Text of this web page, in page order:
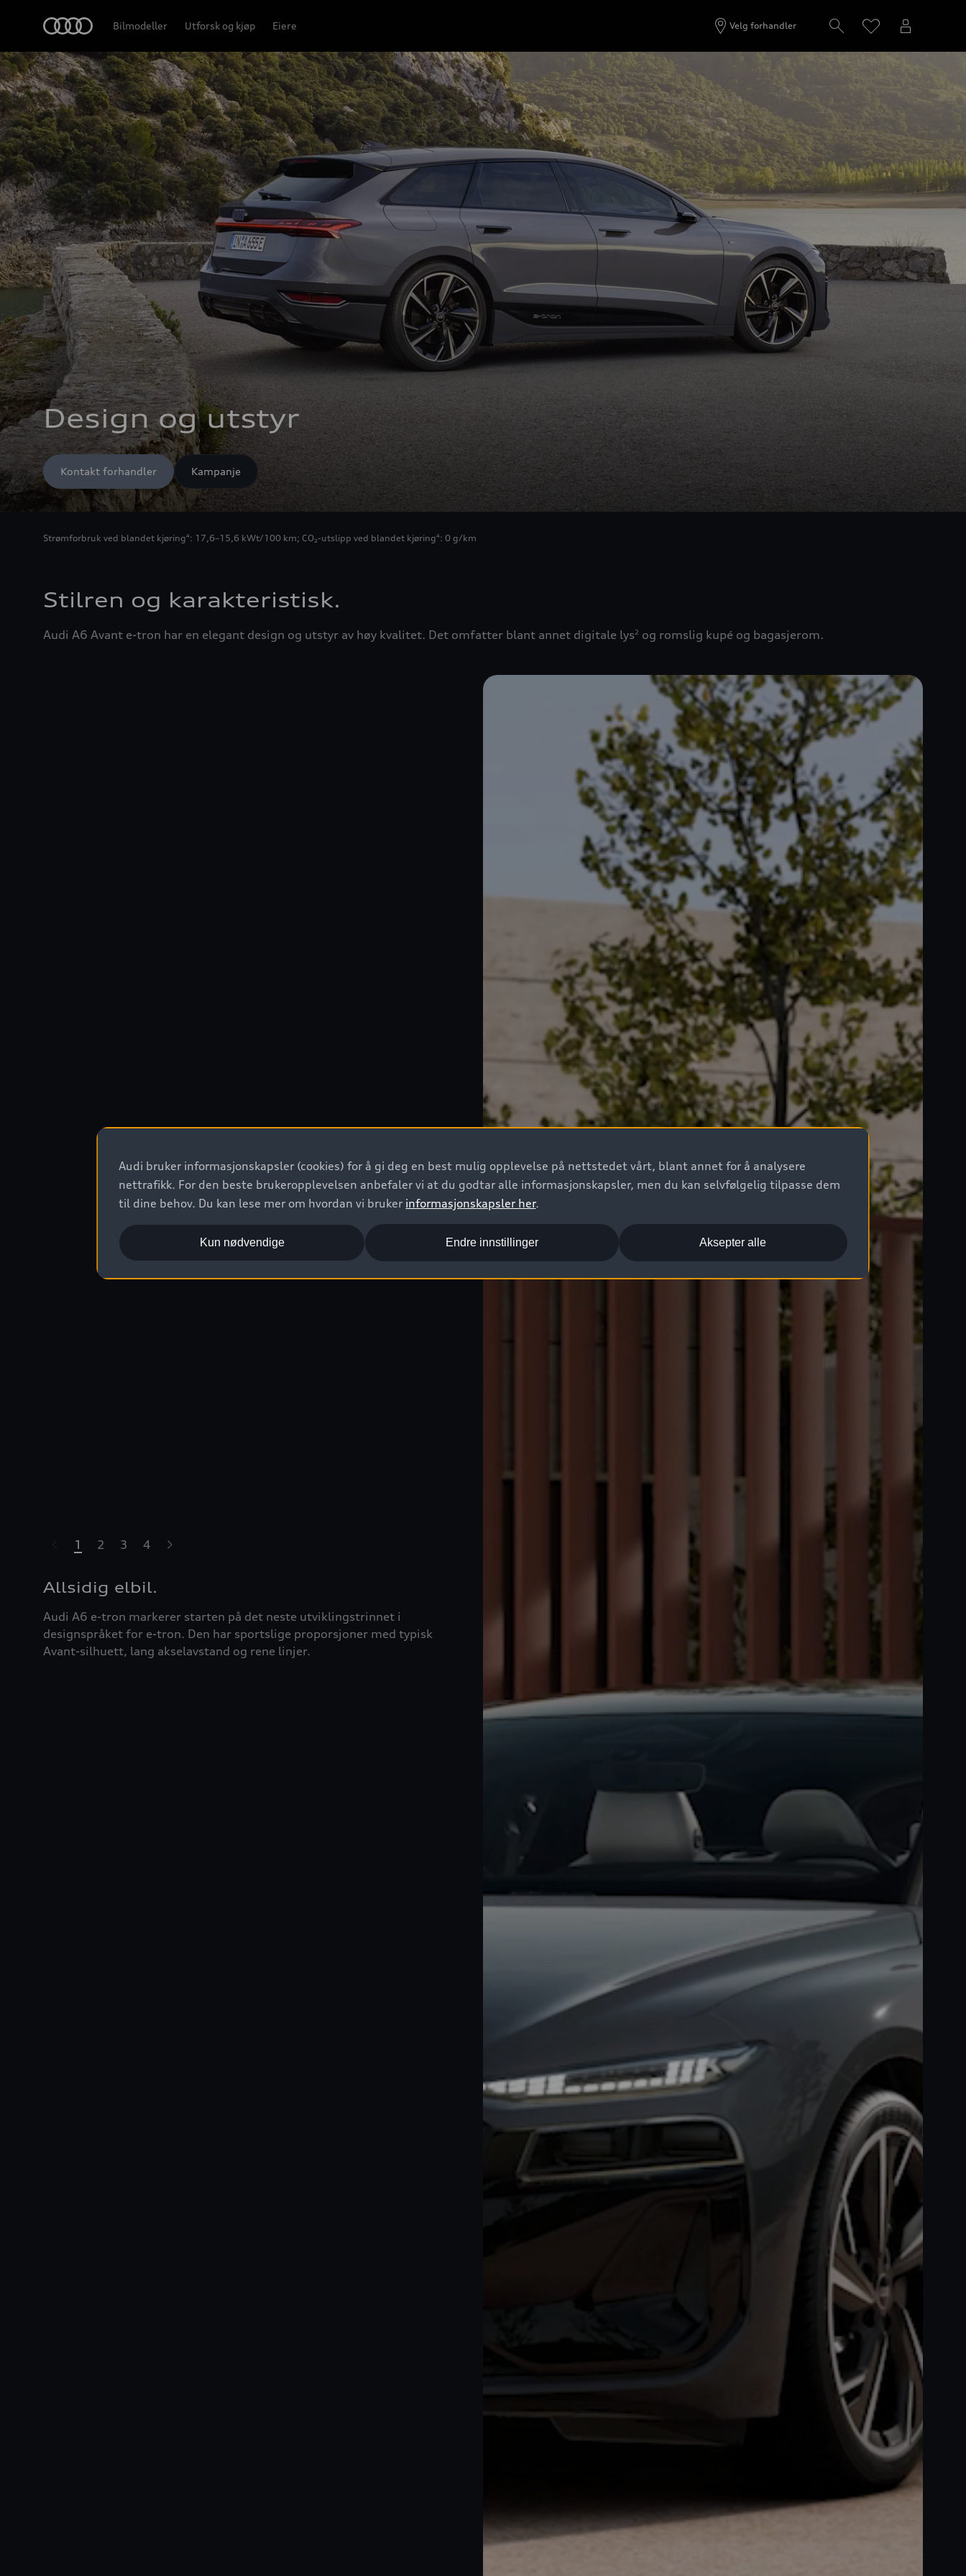
Bilmodeller Utforsk og kjøp Eiere Velg forhandler
Design og utstyr
Prøvekjøre Bygg din A6 Avant e-tron
Design og utstyr
Kontakt forhandler Kampanje
Strømforbruk ved blandet kjøring4 : 17,6–15,6 kWt/100 km; CO₂-utslipp ved blandet kjøring4 : 0 g/km
Stilren og karakteristisk.
Audi A6 Avant e-tron har en elegant design og utstyr av høy kvalitet. Det omfatter blant annet digitale lys2 og romslig kupé og bagasjerom.
1 2 3 4
Allsidig elbil.
Audi A6 e-tron markerer starten på det neste utviklingstrinnet i
designspråket for e-tron. Den har sportslige proporsjoner med typisk
Avant-silhuett, lang akselavstand og rene linjer.
Audi bruker informasjonskapsler (cookies) for å gi deg en best mulig opplevelse på nettstedet vårt, blant annet for å analysere
nettrafikk. For den beste brukeropplevelsen anbefaler vi at du godtar alle informasjonskapsler, men du kan selvfølgelig tilpasse dem
til dine behov. Du kan lese mer om hvordan vi bruker informasjonskapsler her.
Aksepter alle
Kun nødvendige Endre innstillinger